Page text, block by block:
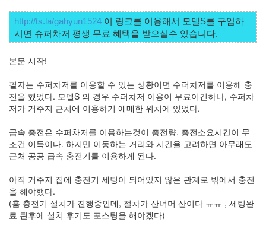
http://ts.la/gahyun1524 이 링크를 이용해서 모델S를 구입하
시면 슈퍼차저 평생 무료 혜택을 받으실수 있습니다.
본문 시작!
필자는 수퍼차저를 이용할 수 있는 상황이면 수퍼차저를 이용해 충
전을 했었다. 모델S 의 경우 수퍼차저 이용이 무료이긴하나, 수퍼차
저가 거주지 근처에 이용하기 애매한 위치에 있었다.
급속 충전은 수퍼차저를 이용하는것이 충전량, 충전소요시간이 무
조건 이득이다. 하지만 이동하는 거리와 시간을 고려하면 아무래도
근처 공공 급속 충전기를 이용하게 된다.
아직 거주지 집에 충전기 세팅이 되어있지 않은 관계로 밖에서 충전
을 해야했다.
(홈 충전기 설치가 진행중인데, 절차가 산너머 산이다 ㅠㅠ , 세팅완
료 된후에 설치 후기도 포스팅을 해야겠다)
ubuntu
PSP
ACECOMBAT
nateon
ghackfair
FLIT
모
play
movie